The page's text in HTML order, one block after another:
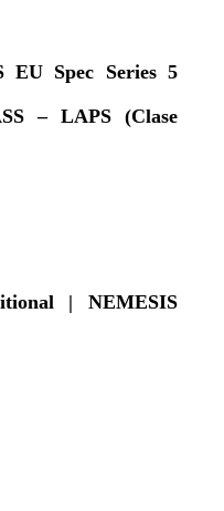
EU Spec Series 5
– LAPS (Clase
| NEMESIS